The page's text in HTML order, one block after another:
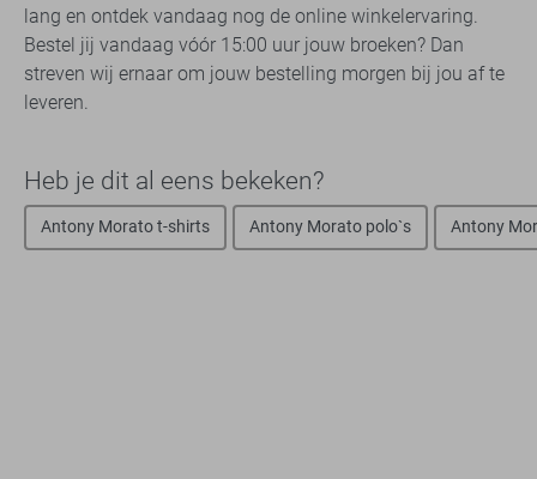
lang en ontdek vandaag nog de online winkelervaring.
Bestel jij vandaag vóór 15:00 uur jouw broeken? Dan
streven wij ernaar om jouw bestelling morgen bij jou af te
leveren.
Heb je dit al eens bekeken?
Antony Morato t-shirts Antony Morato polo`s Antony